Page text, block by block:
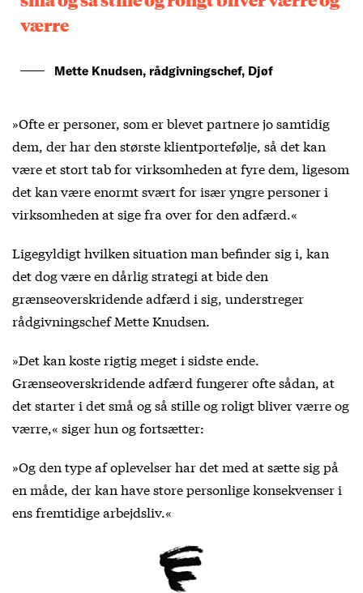
værre
Mette Knudsen, rådgivningschef, Djøf
»Ofte er personer, som er blevet partnere jo samtidig
dem, der har den største klientportefølje, så det kan
være et stort tab for virksomheden at fyre dem, ligesom
det kan være enormt svært for især yngre personer i
virksomheden at sige fra over for den adfærd.«
Ligegyldigt hvilken situation man befinder sig i, kan
det dog være en dårlig strategi at bide den
grænseoverskridende adfærd i sig, understreger
rådgivningschef Mette Knudsen.
»Det kan koste rigtig meget i sidste ende.
Grænseoverskridende adfærd fungerer ofte sådan, at
det starter i det små og så stille og roligt bliver værre og
værre,« siger hun og fortsætter:
»Og den type af oplevelser har det med at sætte sig på
en måde, der kan have store personlige konsekvenser i
ens fremtidige arbejdsliv.«